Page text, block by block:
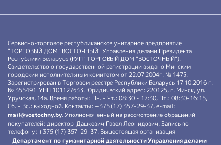
Сервисно-торговое республиканское унитарное предприятие
"ТОРГОВЫЙ ДОМ "ВОСТОЧНЫЙ" Управления делами Президента
Республики Беларусь (РУП "ТОРГОВЫЙ ДОМ "ВОСТОЧНЫЙ").
Свидетельство о государственной регистрации выдано Минским
городским исполнительным комитетом от 22.07.2004г. № 1475.
Зарегистрирован в Торговом реестре Республики Беларусь 17.10.2016 г.
№ 355491. УНП 101127633. Юридический адрес: 220125, г. Минск, ул.
Уручская, 14а. Время работы: Пн. - Чт.: 08:30 - 17:30, Пт.: 08:30-16:15,
Сб. - Вс.: выходной. Контакты: +375 (17) 357-29-37, e-mail:
mail@vostochny.by. Уполномоченный на рассмотрение обращений
покупателей: директор Дашкевич Павел Леонидович, Запись по
телефону: +375 (17) 357-29-37. Вышестоящая организация
- Департамент по гуманитарной деятельности Управления делами